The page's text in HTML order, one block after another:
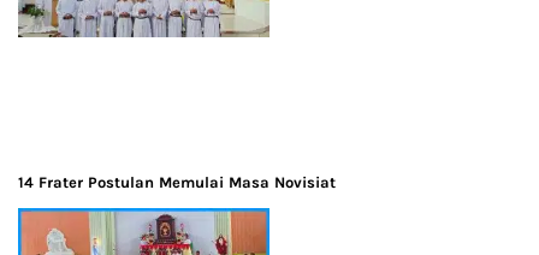
14 Frater Postulan Memulai Masa Novisiat